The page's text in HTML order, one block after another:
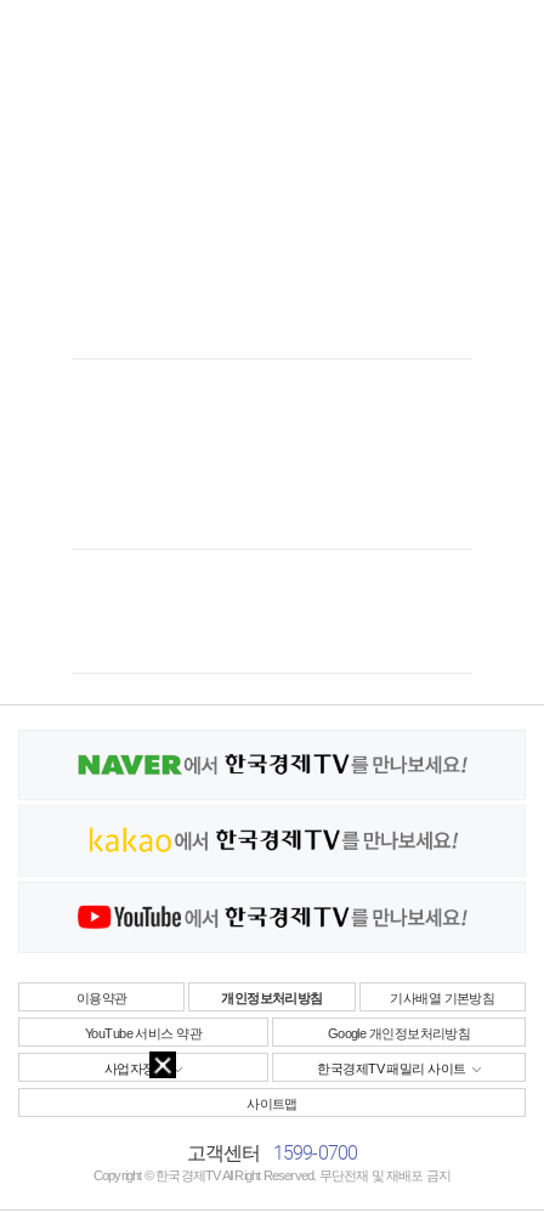
이용약관 개인정보처리방침 기사배열 기본방침
YouTube 서비스 약관 Google 개인정보처리방침
사업자정보 한국경제TV 패밀리 사이트
사이트맵
고객센터 1599-0700
Copyright © 한국경제TV All Right Reserved. 무단전재 및 재배포 금지